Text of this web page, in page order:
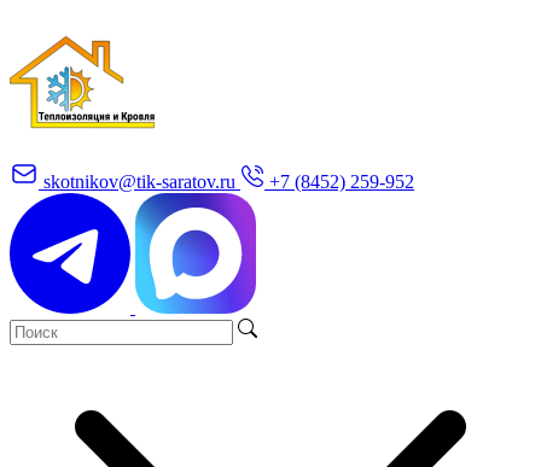
skotnikov@tik-saratov.ru +7 (8452) 259-952